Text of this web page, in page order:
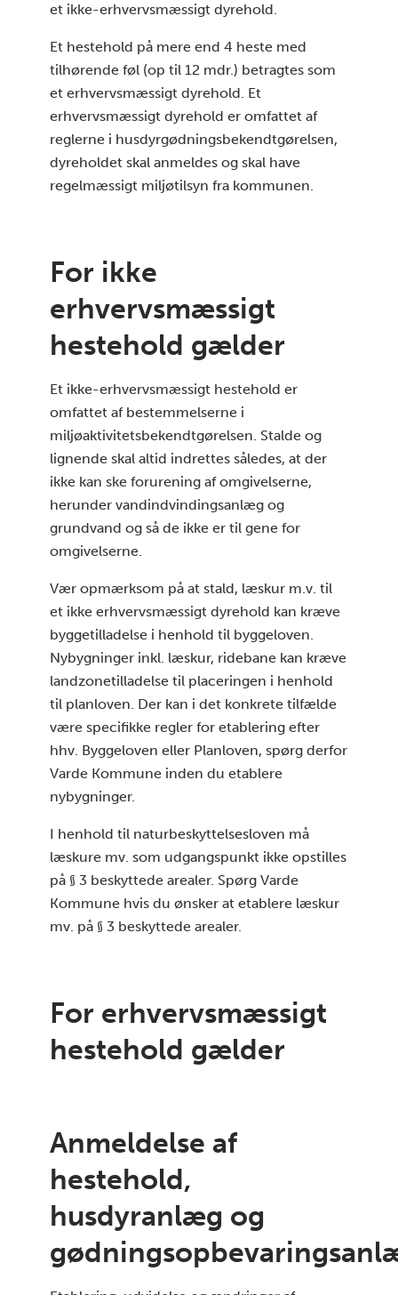
et ikke-erhvervsmæssigt dyrehold.
Et hestehold på mere end 4 heste med
tilhørende føl (op til 12 mdr.) betragtes som
et erhvervsmæssigt dyrehold. Et
erhvervsmæssigt dyrehold er omfattet af
reglerne i husdyrgødningsbekendtgørelsen,
dyreholdet skal anmeldes og skal have
regelmæssigt miljøtilsyn fra kommunen.
For ikke
erhvervsmæssigt
hestehold gælder
Et ikke-erhvervsmæssigt hestehold er
omfattet af bestemmelserne i
miljøaktivitetsbekendtgørelsen. Stalde og
lignende skal altid indrettes således, at der
ikke kan ske forurening af omgivelserne,
herunder vandindvindingsanlæg og
grundvand og så de ikke er til gene for
omgivelserne.
Vær opmærksom på at stald, læskur m.v. til
et ikke erhvervsmæssigt dyrehold kan kræve
byggetilladelse i henhold til byggeloven.
Nybygninger inkl. læskur, ridebane kan kræve
landzonetilladelse til placeringen i henhold
til planloven. Der kan i det konkrete tilfælde
være specifikke regler for etablering efter
hhv. Byggeloven eller Planloven, spørg derfor
Varde Kommune inden du etablere
nybygninger.
I henhold til naturbeskyttelsesloven må
læskure mv. som udgangspunkt ikke opstilles
på § 3 beskyttede arealer. Spørg Varde
Kommune hvis du ønsker at etablere læskur
mv. på § 3 beskyttede arealer.
For erhvervsmæssigt
hestehold gælder
Anmeldelse af
hestehold,
husdyranlæg og